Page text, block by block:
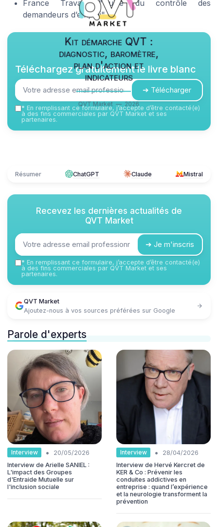
France Travail, "Guide du contrôle des
demandeurs d’emploi"
Kit démarche QVT :
diagnostic, baromètre,
plan d'action et
indicateurs
QVT Market — 2026
Téléchargez gratuitement le livre blanc
➔ Télécharger
* En remplissant ce formulaire, j’accepte d’être contacté(e)
à des fins commerciales par QVT Market et ses
partenaires.
Résumer ChatGPT Claude Mistral
Recevez les dernières actualités de
QVT Market
➔ Je m'inscris
* En remplissant ce formulaire, j’accepte d’être contacté(e)
à des fins commerciales par QVT Market et ses
partenaires.
QVT Market
Ajoutez-nous à vos sources préférées sur Google
Parole d'experts
Interview •
20/05/2026
Interview de Arielle SANIEL :
L'impact des Groupes
d'Entraide Mutuelle sur
l'inclusion sociale
Interview •
28/04/2026
Interview de Hervé Kercret de
KER & Co : Prévenir les
conduites addictives en
entreprise : quand l’expérience
et la neurologie transforment la
prévention